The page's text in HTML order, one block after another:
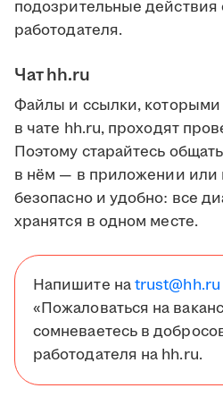
подозрительные действия
работодателя.
Чат hh.ru
Файлы и ссылки,
в чате hh.ru, проходят
Поэтому старайтесь
в нём — в приложении или
безопасно и удобно: все
хранятся в одном месте.
Напишите наtrust@hh.ru
«Пожаловаться на
сомневаетесь в
работодателя на hh.ru.